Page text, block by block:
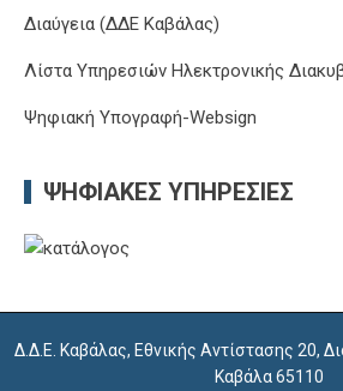
Διαύγεια (ΔΔΕ Καβάλας)
Λίστα Υπηρεσιών Ηλεκτρονικής
Ψηφιακή Υπογραφή-Websign
ΨΗΦΙΑΚΈΣ ΥΠΗΡΕΣΊΕΣ
Δ.Δ.Ε. Καβάλας, Εθνικής Αντίστασης 20,
Καβάλα 65110